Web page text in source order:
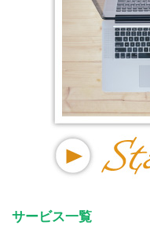
サービス一覧